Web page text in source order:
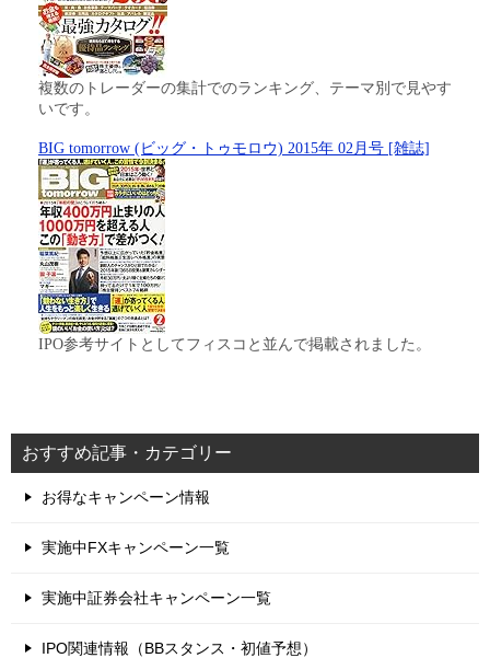
複数のトレーダーの集計でのランキング、テーマ別で見やす
いです。
BIG tomorrow (ビッグ・トゥモロウ) 2015年 02月号 [雑誌]
IPO参考サイトとしてフィスコと並んで掲載されました。
おすすめ記事・カテゴリー
お得なキャンペーン情報
実施中FXキャンペーン一覧
実施中証券会社キャンペーン一覧
IPO関連情報（BBスタンス・初値予想）